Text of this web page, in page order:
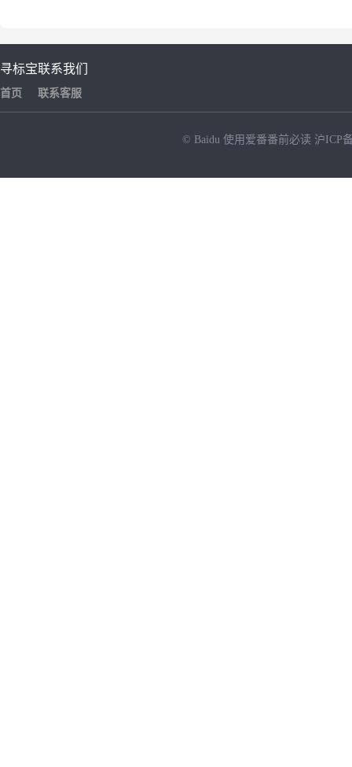
寻标宝
首页
联系我们
联系客服
© Baidu 使用爱番番前必读 沪ICP